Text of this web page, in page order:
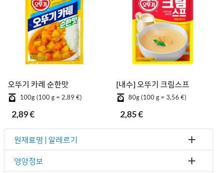
오뚜기 카레 순한맛
100g (100 g = 2,89 €)
2,89 €
[내수] 오뚜기 크림스프
80g (100 g = 3,56 €)
2,85 €
원재료명 | 알레르기
영양정보